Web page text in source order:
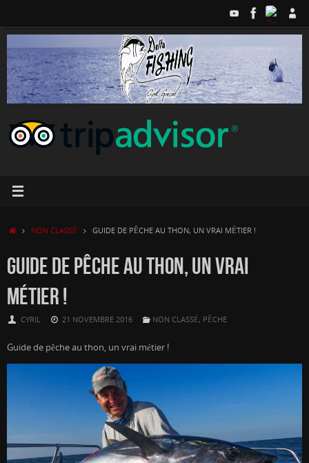
contenu
ACCUEIL
NON CLASSÉ GUIDE DE PÊCHE AU THON, UN VRAI MÉTIER !
GUIDE DE PÊCHE AU THON, UN VRAI
MÉTIER !
CYRIL 21 NOVEMBRE 2016 NON CLASSÉ, PÊCHE
Guide de pêche au thon, un vrai métier !